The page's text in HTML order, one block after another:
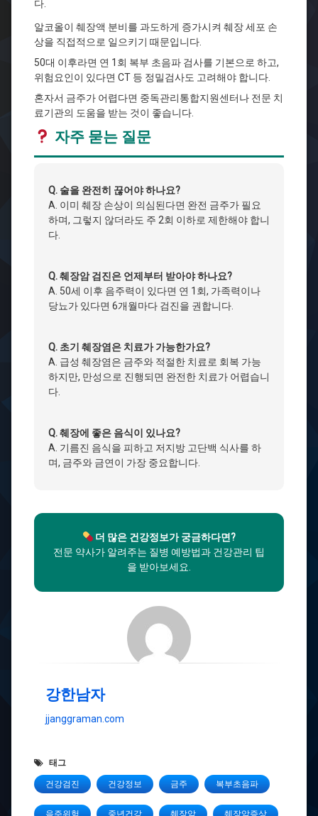
다.
알코올이 췌장액 분비를 과도하게 증가시켜 췌장 세포 손
상을 직접적으로 일으키기 때문입니다.
50대 이후라면 연 1회 복부 초음파 검사를 기본으로 하고,
위험요인이 있다면 CT 등 정밀검사도 고려해야 합니다.
혼자서 금주가 어렵다면 중독관리통합지원센터나 전문 치
료기관의 도움을 받는 것이 좋습니다.
자주 묻는 질문
Q. 술을 완전히 끊어야 하나요?
A. 이미 췌장 손상이 의심된다면 완전 금주가 필요
하며, 그렇지 않더라도 주 2회 이하로 제한해야 합니
다.
Q. 췌장암 검진은 언제부터 받아야 하나요?
A. 50세 이후 음주력이 있다면 연 1회, 가족력이나
당뇨가 있다면 6개월마다 검진을 권합니다.
Q. 초기 췌장염은 치료가 가능한가요?
A. 급성 췌장염은 금주와 적절한 치료로 회복 가능
하지만, 만성으로 진행되면 완전한 치료가 어렵습니
다.
Q. 췌장에 좋은 음식이 있나요?
A. 기름진 음식을 피하고 저지방 고단백 식사를 하
며, 금주와 금연이 가장 중요합니다.
더 많은 건강정보가 궁금하다면?
전문 약사가 알려주는 질병 예방법과 건강관리 팁
을 받아보세요.
강한남자
jjanggraman.com
태그
건강검진 건강정보 금주 복부초음파
음주위험 중년건강 췌장암 췌장암증상